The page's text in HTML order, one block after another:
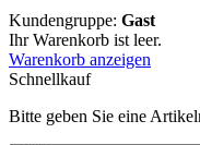
Kundengruppe: Gast
Ihr Warenkorb ist leer.
Warenkorb anzeigen
Schnellkauf
Bitte geben Sie eine